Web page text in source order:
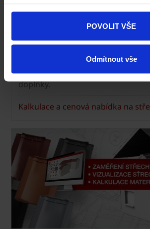
POVOLIT VŠE
Odmítnout vše
Tondach
ZDARMA zpracujeme cenovou
krytinu Tondach, keramické a
doplňky.
Kalkulace a cenová nabídka na